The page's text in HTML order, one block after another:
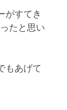
がすてき
たと思い
もあげて